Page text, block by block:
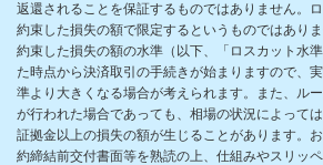
返還されることを保証するものではありません。
約束した損失の額で限定するというものではあり
約束した損失の額の水準（以下、「ロスカット水
た時点から決済取引の手続きが始まりますので、
準より大きくなる場合が考えられます。また、ル
が行われた場合であっても、相場の状況によって
証拠金以上の損失の額が生じることがあります。
約締結前交付書面等を熟読の上、仕組みやスリッ